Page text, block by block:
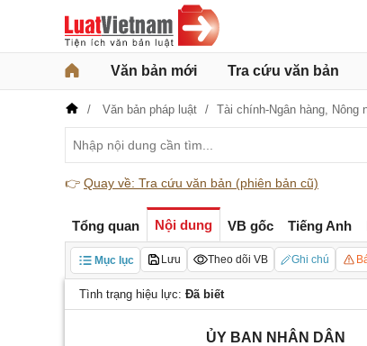
Văn bản mới Tra cứu văn bản
Văn bản pháp luật Tài chính-Ngân hàng, Nông
👉 Quay về: Tra cứu văn bản (phiên bản cũ)
Tổng quan Nội dung VB gốc Tiếng Anh
Mục lục Lưu Theo dõi VB Ghi chú
Tình trạng hiệu lực: Đã biết
ỦY BAN NHÂN DÂN